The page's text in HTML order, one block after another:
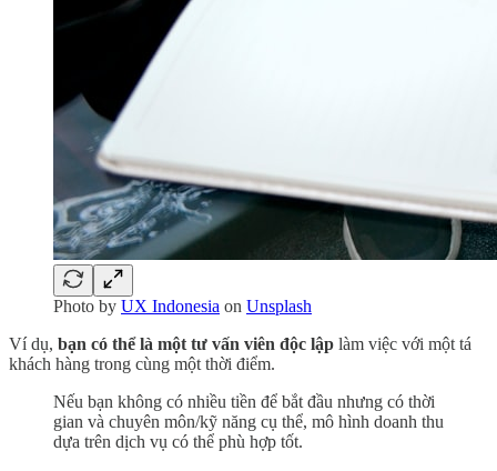
Photo by UX Indonesia on Unsplash
Ví dụ, bạn có thể là một tư vấn viên độc lập làm việc với một tá
khách hàng trong cùng một thời điểm.
Nếu bạn không có nhiều tiền để bắt đầu nhưng có thời
gian và chuyên môn/kỹ năng cụ thể, mô hình doanh thu
dựa trên dịch vụ có thể phù hợp tốt.